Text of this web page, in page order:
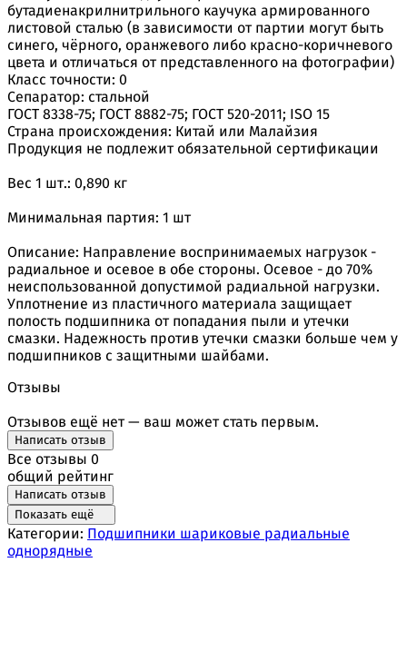
бутадиенакрилнитрильного каучука армированного
листовой сталью (в зависимости от партии могут быть
синего, чёрного, оранжевого либо красно-коричневого
цвета и отличаться от представленного на фотографии)
Класс точности: 0
Сепаратор: стальной
ГОСТ 8338-75; ГОСТ 8882-75; ГОСТ 520-2011; ISO 15
Страна происхождения: Китай или Малайзия
Продукция не подлежит обязательной сертификации
Вес 1 шт.: 0,890 кг
Минимальная партия: 1 шт
Описание: Направление воспринимаемых нагрузок -
радиальное и осевое в обе стороны. Осевое - до 70%
неиспользованной допустимой радиальной нагрузки.
Уплотнение из пластичного материала защищает
полость подшипника от попадания пыли и утечки
смазки. Надежность против утечки смазки больше чем у
подшипников с защитными шайбами.
Отзывы
Отзывов ещё нет — ваш может стать первым.
Написать отзыв
Все отзывы 0
общий рейтинг
Написать отзыв
Показать ещё
Категории: Подшипники шариковые радиальные
однорядные